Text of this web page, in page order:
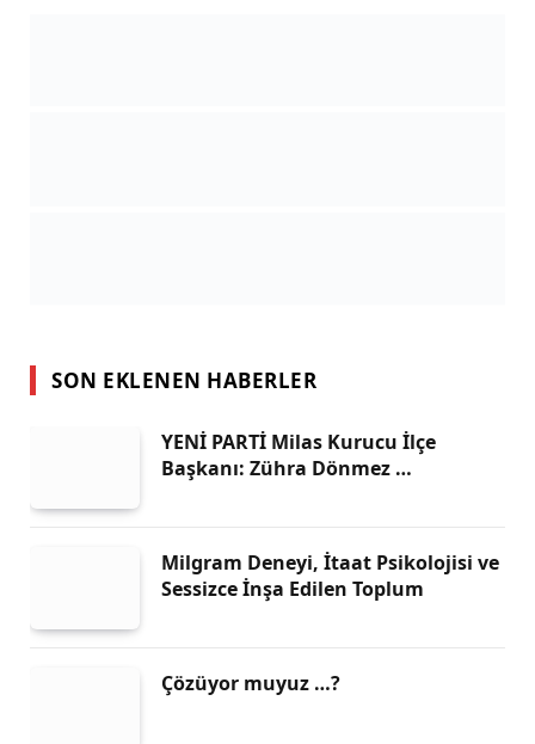
SON EKLENEN HABERLER
YENİ PARTİ Milas Kurucu İlçe
Başkanı: Zühra Dönmez …
Milgram Deneyi, İtaat Psikolojisi ve
Sessizce İnşa Edilen Toplum
Çözüyor muyuz …?